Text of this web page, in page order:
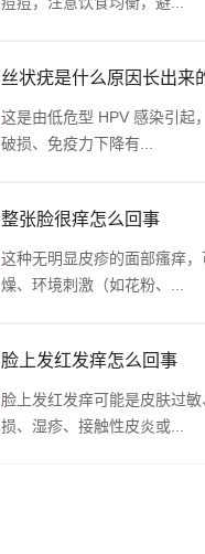
丝状疣是什么原因长出来
这是由低危型 HPV 感染引起
破损、免疫力下降有...
整张脸很痒怎么回事
这种无明显皮疹的面部瘙痒
燥、环境刺激（如花粉、...
脸上发红发痒怎么回事
脸上发红发痒可能是皮肤过
损、湿疹、接触性皮炎或...